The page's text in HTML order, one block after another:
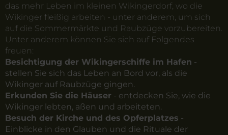
das mehr Leben im kleinen Wikingerdorf, wo die
Wikinger fleißig arbeiten - unter anderem, um sich
auf die Sommermärkte und Raubzüge vorzubereiten.
Unter anderem können Sie sich auf Folgendes
freuen:
Besichtigung der Wikingerschiffe im Hafen -
stellen Sie sich das Leben an Bord vor, als die
Wikinger auf Raubzüge gingen.
Erkunden Sie die Häuser - entdecken Sie, wie die
Wikinger lebten, aßen und arbeiteten.
Besuch der Kirche und des Opferplatzes -
Einblicke in den Glauben und die Rituale der